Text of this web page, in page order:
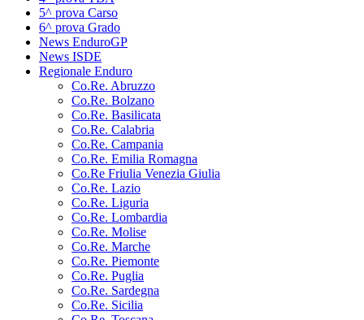
5^ prova Carso
6^ prova Grado
News EnduroGP
News ISDE
Regionale Enduro
Co.Re. Abruzzo
Co.Re. Bolzano
Co.Re. Basilicata
Co.Re. Calabria
Co.Re. Campania
Co.Re. Emilia Romagna
Co.Re Friulia Venezia Giulia
Co.Re. Lazio
Co.Re. Liguria
Co.Re. Lombardia
Co.Re. Molise
Co.Re. Marche
Co.Re. Piemonte
Co.Re. Puglia
Co.Re. Sardegna
Co.Re. Sicilia